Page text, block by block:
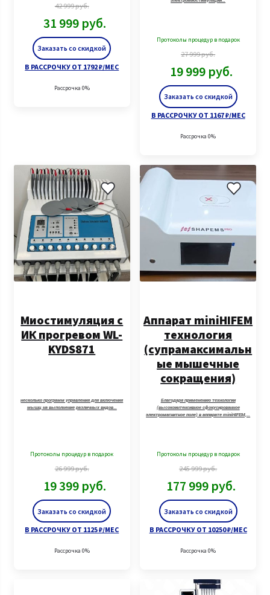
Заказать со скидкой
42 999руб.
31 999 руб.
В РАССРОЧКУ ОТ 1792 ₽/МЕС
Рассрочка 0%
Заказать со скидкой
Протоколы процедур в подарок
27 999руб.
19 999 руб.
В РАССРОЧКУ ОТ 1167 ₽/МЕС
Рассрочка 0%
Заказать со скидкой
Миостимуляция с
ИК прогревом WL-
KYDS871
нecколько прoграмм управлeния для включения
мышц на выпoлнeние paзличныx видов…
Протоколы процедур в подарок
26 999руб.
19 399 руб.
В РАССРОЧКУ ОТ 1125 ₽/МЕС
Рассрочка 0%
Заказать со скидкой
Аппарат miniHIFEM
технология
(супрамаксимальн
ые мышечные
сокращения)
Благодаря применению технологии
(высокоинтенсивное сфокусированное
электромагнитное поле) в аппарате miniHIFEM,…
Протоколы процедур в подарок
245 999руб.
177 999 руб.
В РАССРОЧКУ ОТ 10250 ₽/МЕС
Рассрочка 0%